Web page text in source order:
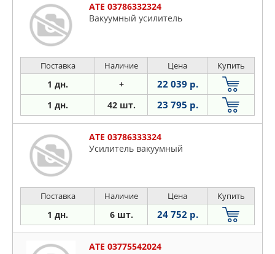
ATE 03786332324
Вакуумный усилитель
Поставка Наличие Цена Купить
1 дн. + 22 039 р.
1 дн. 42 шт. 23 795 р.
ATE 03786333324
Усилитель вакуумный
Поставка Наличие Цена Купить
1 дн. 6 шт. 24 752 р.
ATE 03775542024